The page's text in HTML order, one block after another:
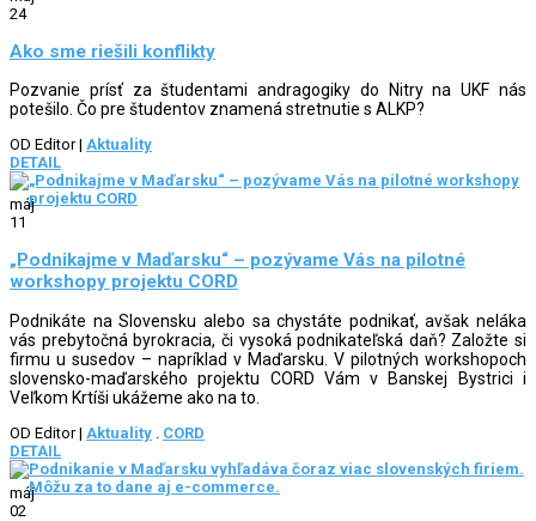
24
Ako sme riešili konflikty
Pozvanie prísť za študentami andragogiky do Nitry na UKF nás
potešilo. Čo pre študentov znamená stretnutie s ALKP?
OD Editor| Aktuality
DETAIL
máj
11
„Podnikajme v Maďarsku“ – pozývame Vás na pilotné
workshopy projektu CORD
Podnikáte na Slovensku alebo sa chystáte podnikať, avšak neláka
vás prebytočná byrokracia, či vysoká podnikateľská daň? Založte si
firmu u susedov – napríklad v Maďarsku. V pilotných workshopoch
slovensko-maďarského projektu CORD Vám v Banskej Bystrici i
Veľkom Krtíši ukážeme ako na to.
OD Editor| Aktuality
CORD
DETAIL
máj
02